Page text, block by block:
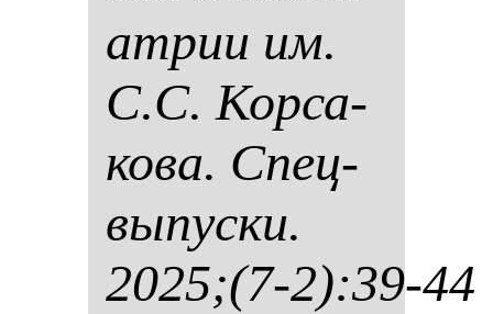
ат­рии им.
С.С. Кор­са­
ко­ва. Спец­
вы­пус­ки.
2025;(7-2):39-44